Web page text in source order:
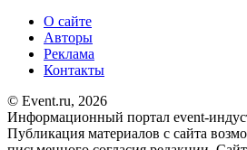
О сайте
Авторы
Реклама
Контакты
© Event.ru, 2026
Информационный портал event-
Публикация материалов с сайта